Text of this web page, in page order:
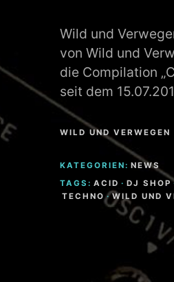
Wild und
von Wild und
die Compilation
seit dem
WILD UND
KATEGORIEN: NEWS
TAGS: ACID · DJ SHOP
TECHNO · WILD UND